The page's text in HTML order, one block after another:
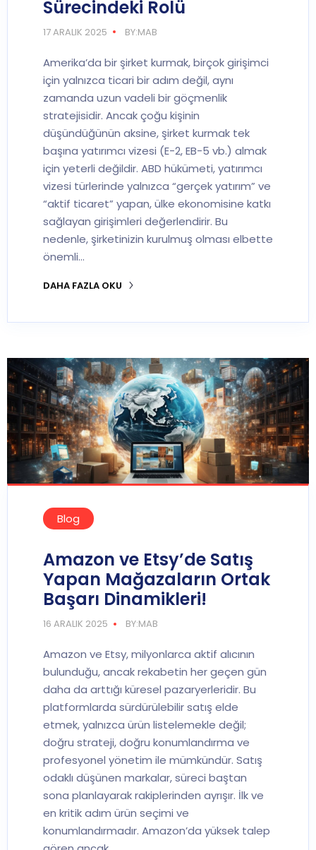
Sürecindeki Rolü
17 ARALIK 2025 BY:MAB
Amerika’da bir şirket kurmak, birçok girişimci
için yalnızca ticari bir adım değil, aynı
zamanda uzun vadeli bir göçmenlik
stratejisidir. Ancak çoğu kişinin
düşündüğünün aksine, şirket kurmak tek
başına yatırımcı vizesi (E-2, EB-5 vb.) almak
için yeterli değildir. ABD hükümeti, yatırımcı
vizesi türlerinde yalnızca “gerçek yatırım” ve
“aktif ticaret” yapan, ülke ekonomisine katkı
sağlayan girişimleri değerlendirir. Bu
nedenle, şirketinizin kurulmuş olması elbette
önemli…
DAHA FAZLA OKU
Blog
Amazon ve Etsy’de Satış
Yapan Mağazaların Ortak
Başarı Dinamikleri!
16 ARALIK 2025 BY:MAB
Amazon ve Etsy, milyonlarca aktif alıcının
bulunduğu, ancak rekabetin her geçen gün
daha da arttığı küresel pazaryerleridir. Bu
platformlarda sürdürülebilir satış elde
etmek, yalnızca ürün listelemekle değil;
doğru strateji, doğru konumlandırma ve
profesyonel yönetim ile mümkündür. Satış
odaklı düşünen markalar, süreci baştan
sona planlayarak rakiplerinden ayrışır. İlk ve
en kritik adım ürün seçimi ve
konumlandırmadır. Amazon’da yüksek talep